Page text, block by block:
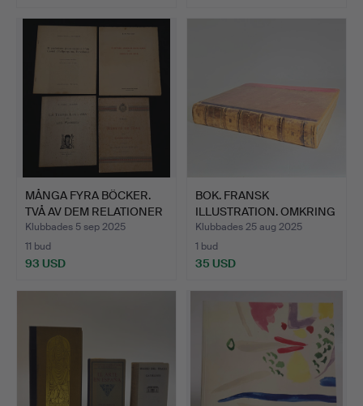
MÅNGA FYRA BÖCKER.
TVÅ AV DEM RELATIONER
M…
Klubbades 5 sep 2025
11 bud
93 USD
BOK. FRANSK
ILLUSTRATION. OMKRING
1888.
Klubbades 25 aug 2025
1 bud
35 USD